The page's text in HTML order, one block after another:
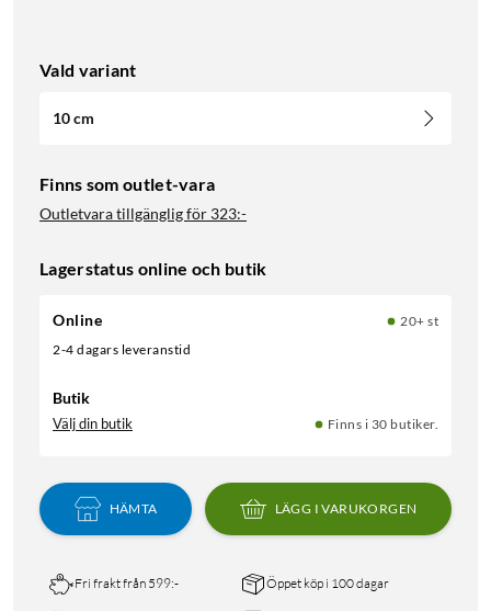
Vald variant
10 cm
Finns som outlet-vara
Outletvara tillgänglig för 323:-
Lagerstatus online och butik
Online
20+ st
2-4 dagars leveranstid
Butik
Välj din butik Finns i 30 butiker.
HÄMTA LÄGG I VARUKORGEN
Fri frakt från 599:- Öppet köp i 100 dagar